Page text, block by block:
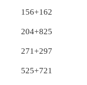
156+162
204+825
271+297
525+721